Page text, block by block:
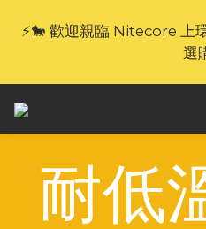
🎁官網限定｜享 6 重滿額
養服
⚡🐎 歡迎親臨 Nitecore 上
選
🎁官網限定｜享 6 重滿額
養服
耐低